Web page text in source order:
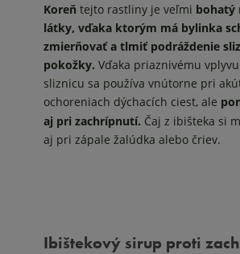
Koreň tejto rastliny je veľmi bohatý
látky, vďaka ktorým má bylinka
zmierňovať a tlmiť podráždenie
pokožky. Vďaka priaznivému
sliznicu sa používa vnútorne pri
ochoreniach dýchacích ciest, ale
aj pri zachrípnutí. Čaj z ibišteka si
aj pri zápale žalúdka alebo čriev.
Ibištekový sirup proti